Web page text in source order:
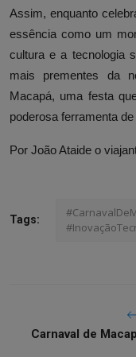
Assim, enquanto
essência como um
cultura e a tecnologia
mais prementes da
Macapá, uma festa
poderosa ferramenta
Por João Ataide o
Tags:
Carnaval de